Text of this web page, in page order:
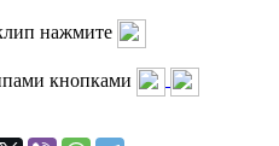
нажмите
кнопками